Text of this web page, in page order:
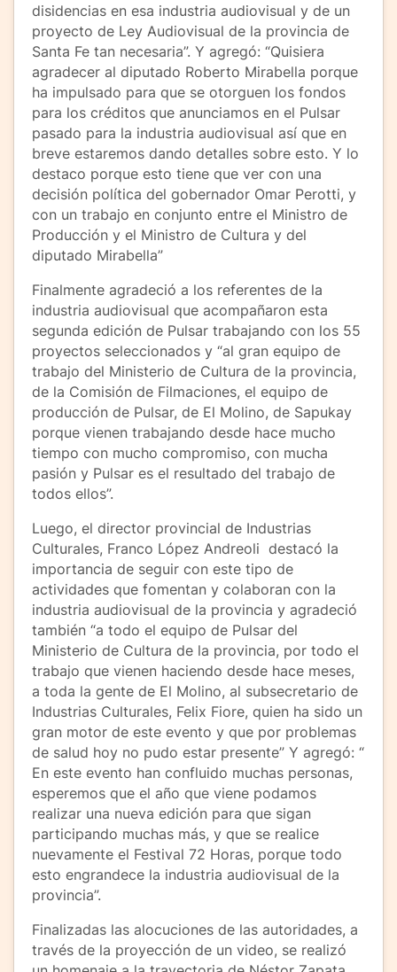
disidencias en esa industria audiovisual y de un
proyecto de Ley Audiovisual de la provincia de
Santa Fe tan necesaria”. Y agregó: “Quisiera
agradecer al diputado Roberto Mirabella porque
ha impulsado para que se otorguen los fondos
para los créditos que anunciamos en el Pulsar
pasado para la industria audiovisual así que en
breve estaremos dando detalles sobre esto. Y lo
destaco porque esto tiene que ver con una
decisión política del gobernador Omar Perotti, y
con un trabajo en conjunto entre el Ministro de
Producción y el Ministro de Cultura y del
diputado Mirabella”
Finalmente agradeció a los referentes de la
industria audiovisual que acompañaron esta
segunda edición de Pulsar trabajando con los 55
proyectos seleccionados y “al gran equipo de
trabajo del Ministerio de Cultura de la provincia,
de la Comisión de Filmaciones, el equipo de
producción de Pulsar, de El Molino, de Sapukay
porque vienen trabajando desde hace mucho
tiempo con mucho compromiso, con mucha
pasión y Pulsar es el resultado del trabajo de
todos ellos”.
Luego, el director provincial de Industrias
Culturales, Franco López Andreoli destacó la
importancia de seguir con este tipo de
actividades que fomentan y colaboran con la
industria audiovisual de la provincia y agradeció
también “a todo el equipo de Pulsar del
Ministerio de Cultura de la provincia, por todo el
trabajo que vienen haciendo desde hace meses,
a toda la gente de El Molino, al subsecretario de
Industrias Culturales, Felix Fiore, quien ha sido un
gran motor de este evento y que por problemas
de salud hoy no pudo estar presente” Y agregó: “
En este evento han confluido muchas personas,
esperemos que el año que viene podamos
realizar una nueva edición para que sigan
participando muchas más, y que se realice
nuevamente el Festival 72 Horas, porque todo
esto engrandece la industria audiovisual de la
provincia”.
Finalizadas las alocuciones de las autoridades, a
través de la proyección de un video, se realizó